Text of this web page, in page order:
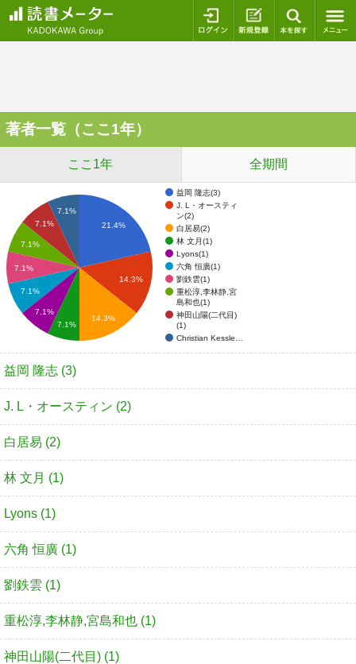
ログイン 新規登録
著者一覧（ここ1年）
ここ1年 全期間
益岡 隆志(3)
J. L・オースティ
ン(2)
白居易(2)
林 文月(1)
Lyons(1)
六角 恒廣(1)
劉鉄雲(1)
重松淳,李林静,宮
島和也(1)
神田山陽(二代目)
(1)
Christian Kessle…
21.4%
14.3%
7.1%
7.1%
7.1%
7.1%
7.1%
7.1%
7.1%
14.3%
益岡 隆志 (3)
J. L・オースティン (2)
白居易 (2)
林 文月 (1)
Lyons (1)
六角 恒廣 (1)
劉鉄雲 (1)
重松淳,李林静,宮島和也 (1)
神田山陽(二代目) (1)